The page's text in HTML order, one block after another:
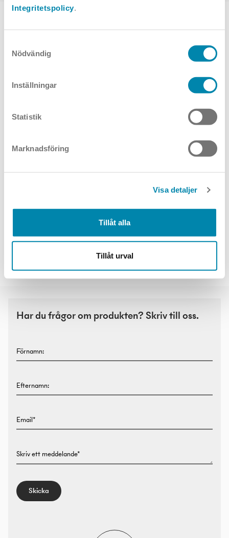
Integritetspolicy.
Nödvändig
Inställningar
Statistik
Marknadsföring
Visa detaljer
Tillåt alla
Tillåt urval
Solegra
Har du frågor om produkten? Skriv till oss.
Förnamn:
Efternamn:
Email*
Skriv ett meddelande*
Skicka